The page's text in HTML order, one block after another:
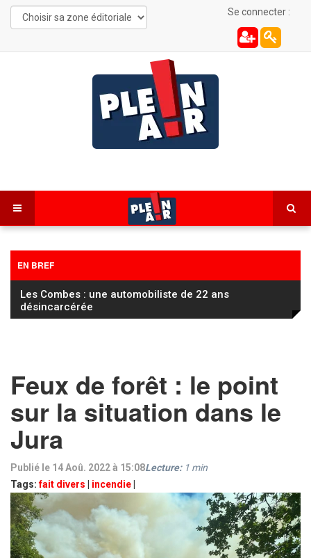
Se connecter :
EN BREF
Les Combes : une automobiliste de 22 ans
désincarcérée
Feux de forêt : le point
sur la situation dans le
Jura
Publié le 14 Aoû. 2022 à 15:08
Tags: fait divers incendie
Lecture: 1 min